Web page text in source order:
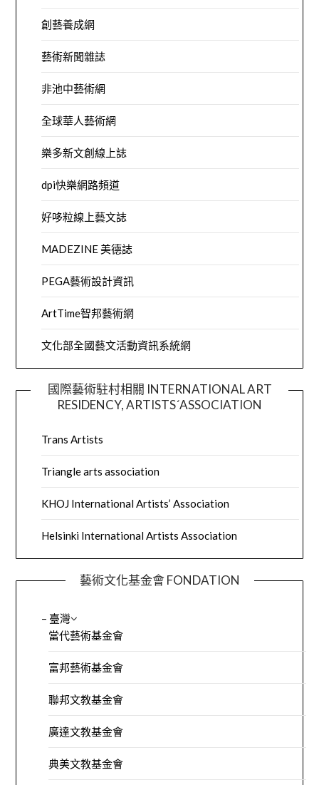
創藝養成網
藝術新聞雜誌
非池中藝術網
全球華人藝術網
樂多新文創線上誌
dpi快樂網路頻道
好哆粒線上藝文誌
MADEZINE 美德誌
PEGA藝術設計資訊
ArtTime智邦藝術網
文化部全國藝文活動資訊系統網
國際藝術駐村相關 INTERNATIONAL ART
RESIDENCY, ARTISTS´ASSOCIATION
Trans Artists
Triangle arts association
KHOJ International Artists’ Association
Helsinki International Artists Association
藝術文化基金會 FONDATION
– 臺灣
當代藝術基金會
富邦藝術基金會
聯邦文教基金會
廣達文教基金會
典美文教基金會